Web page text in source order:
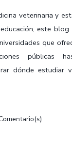
veterinaria y
este
que
públicas
dónde estudiar